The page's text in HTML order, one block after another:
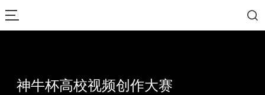
神牛杯高校视频创作大赛